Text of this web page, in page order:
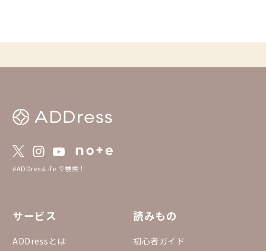
#ADDressLife で検索！
サービス
ADDressとは
読みもの
初心者ガイド